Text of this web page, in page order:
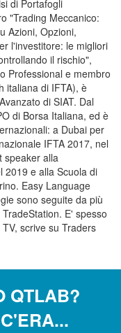
di Portafogli
"Trading Meccanico:
Azioni, Opzioni,
l'investitore: le migliori
il rischio",
Professional e membro
italiana di IFTA), è
di SIAT. Dal
di Borsa Italiana, ed è
a Dubai per
IFTA 2017, nel
speaker alla
2019 e alla Scuola di
Easy Language
sono seguite da più
E' spesso
scrive su Traders
QTLAB?